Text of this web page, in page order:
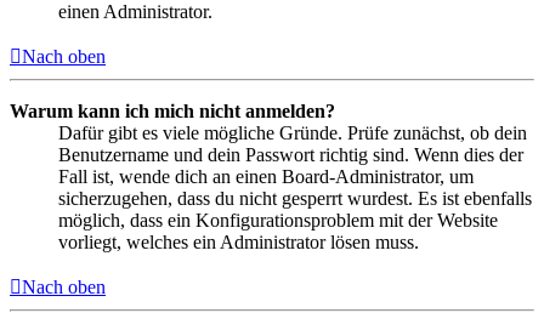
einen Administrator.
Nach oben
Warum kann ich mich nicht anmelden?
Dafür gibt es viele mögliche Gründe. Prüfe zunächst, ob dein
Benutzername und dein Passwort richtig sind. Wenn dies der
Fall ist, wende dich an einen Board-Administrator, um
sicherzugehen, dass du nicht gesperrt wurdest. Es ist ebenfalls
möglich, dass ein Konfigurationsproblem mit der Website
vorliegt, welches ein Administrator lösen muss.
Nach oben